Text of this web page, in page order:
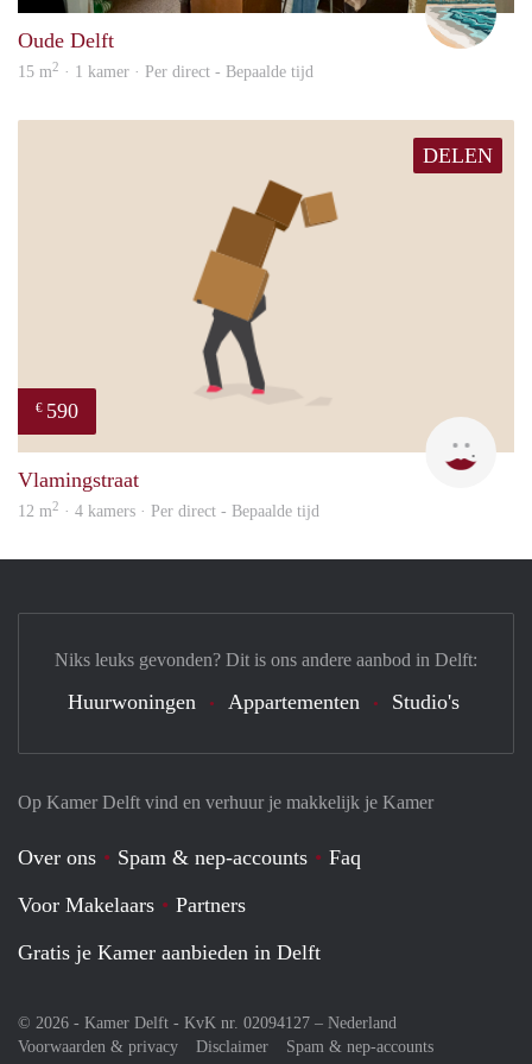
Oude Delft
15 m2 · 1 kamer · Per direct - Bepaalde tijd
DELEN
€ 590
Vlamingstraat
12 m2 · 4 kamers · Per direct - Bepaalde tijd
Op Kamer Delft vind en verhuur je makkelijk je Kamer
Over ons Spam & nep-accounts
Faq
Voor Makelaars
Partners
Gratis je Kamer aanbieden in Delft
© 2026 - Kamer Delft - KvK nr. 02094127 – Nederland
Voorwaarden & privacy
Disclaimer
Spam & nep-accounts
Niks leuks gevonden? Dit is ons andere aanbod in Delft:
Huurwoningen Appartementen Studio's